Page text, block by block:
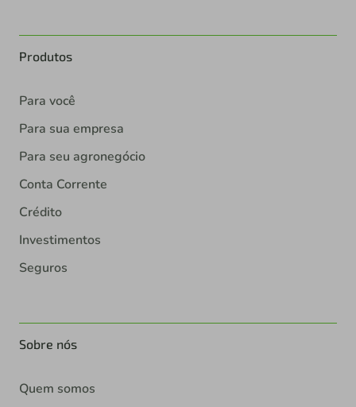
Produtos
Para você
Para sua empresa
Para seu agronegócio
Conta Corrente
Crédito
Investimentos
Seguros
Sobre nós
Quem somos